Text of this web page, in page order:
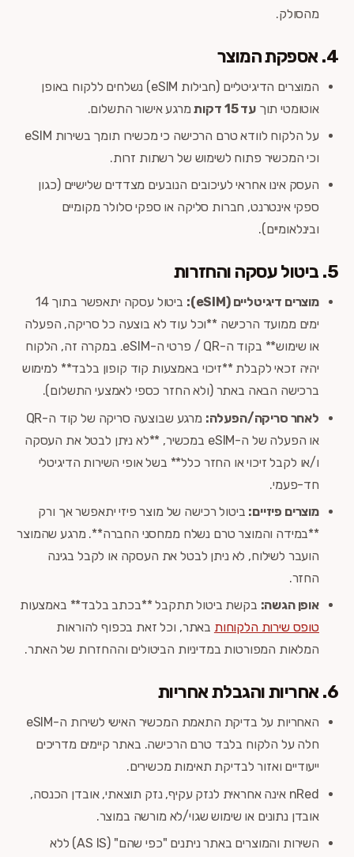
מהסולק.
4. אספקת המוצר
המוצרים הדיגיטליים (חבילות eSIM) נשלחים ללקוח באופן
אוטומטי תוךעד 15 דקות
מרגע אישור התשלום.
על הלקוח לוודא טרם הרכישה כי מכשירו תומך בשירות eSIM
וכי המכשיר פתוח לשימוש של רשתות זרות.
העסק אינו אחראי לעיכובים הנובעים מצדדים שלישיים (כגון
ספקי אינטרנט, חברות סליקה או ספקי סלולר מקומיים
ובינלאומיים).
5. ביטול עסקה והחזרות
מוצרים דיגיטליים (eSIM):
ביטול עסקה יתאפשר בתוך 14
ימים ממועד הרכישה **וכל עוד לא בוצעה כל סריקה, הפעלה
או שימוש** בקוד ה-QR / פרטי ה-eSIM. במקרה זה, הלקוח
יהיה זכאי לקבלת **זיכוי באמצעות קוד קופון בלבד** למימוש
ברכישה הבאה באתר (ולא החזר כספי לאמצעי התשלום).
לאחר סריקה/הפעלה:
מרגע שבוצעה סריקה של קוד ה-QR
או הפעלה של ה-eSIM במכשיר, **לא ניתן לבטל את העסקה
ו/או לקבל זיכוי או החזר כלל** בשל אופי השירות הדיגיטלי
חד-פעמי.
מוצרים פיזיים: ביטול רכישה של מוצר פיזי יתאפשר אך ורק
**במידה והמוצר טרם נשלח ממחסני החברה**. מרגע שהמוצר
הועבר לשילוח, לא ניתן לבטל את העסקה או לקבל בגינה
החזר.
אופן הגשה: בקשת ביטול תתקבל **בכתב בלבד** באמצעות
טופס שירות הלקוחות באתר, וכל זאת בכפוף להוראות
המלאות המפורטות במדיניות הביטולים וההחזרות של האתר.
6. אחריות והגבלת אחריות
האחריות על בדיקת התאמת המכשיר האישי לשירות ה-eSIM
חלה על הלקוח בלבד טרם הרכישה. באתר קיימים מדריכים
ייעודיים ואזור לבדיקת תאימות מכשירים.
nRed אינה אחראית לנזק עקיף, נזק תוצאתי, אובדן הכנסה,
אובדן נתונים או שימוש שגוי/לא מורשה במוצר.
השירות והמוצרים באתר ניתנים "כפי שהם" (AS IS) ללא